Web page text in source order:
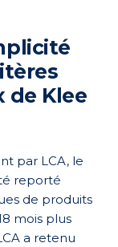
de Klee
par LCA, le
reporté
de produits
mois plus
a retenu